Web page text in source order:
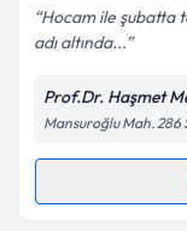
Hocam ile şubatta
adı altında...
Prof.Dr. Haşmet
Mansuroğlu Mah. 286
Randevu